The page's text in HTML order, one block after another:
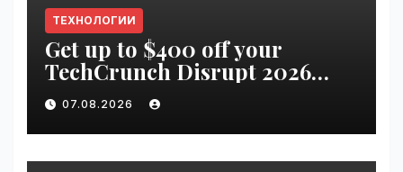
ТЕХНОЛОГИИ
Get up to $400 off your
TechCrunch Disrupt 2026
pass until tomorrow |
VseTime.ru
07.08.2026